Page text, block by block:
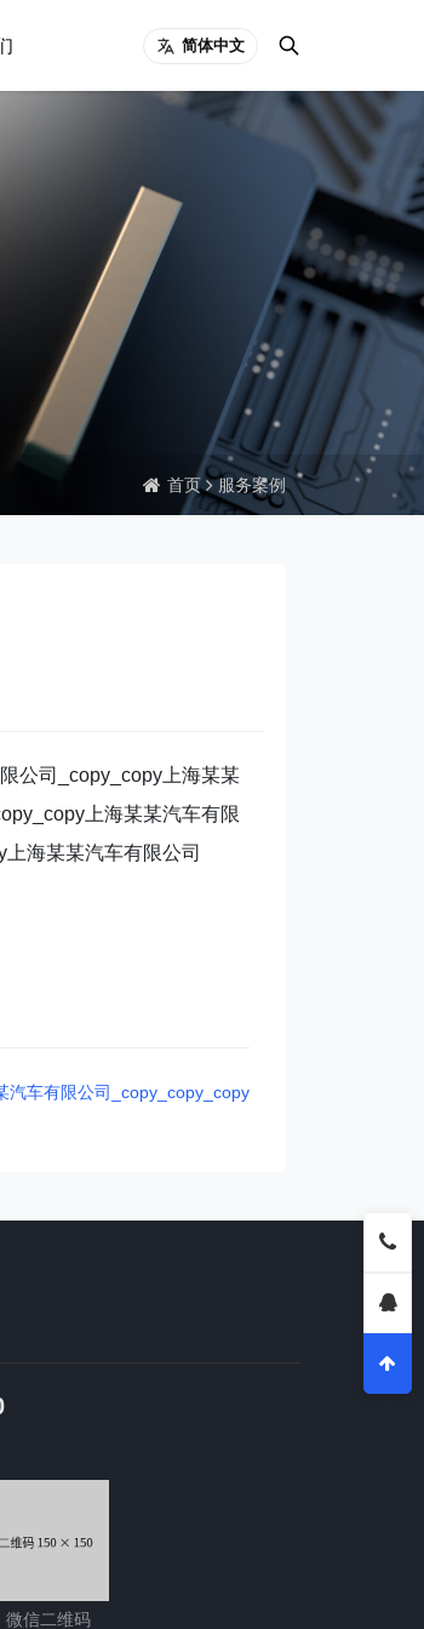
简体中文
首页 服务案例
公司_copy_copy上海某某
上海某某汽车有限
海某某汽车有限公司
汽车有限公司_copy_copy_copy
微信二维码